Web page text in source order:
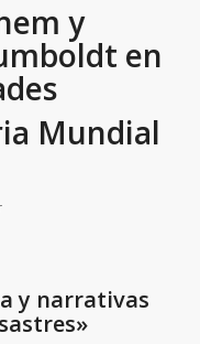
y
en
Mundial
y narrativas